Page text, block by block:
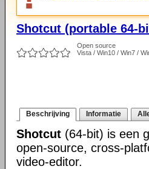
Shotcut (portable 64-
Open source
Vista / Win10 / Win7 /
Beschrijving Informatie
Shotcut (64-bit) is een
open-source, cross-
video-editor.